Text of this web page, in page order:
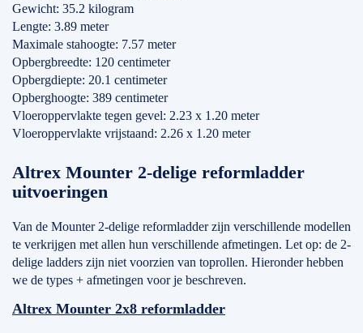
Gewicht: 35.2 kilogram
Lengte: 3.89 meter
Maximale stahoogte: 7.57 meter
Opbergbreedte: 120 centimeter
Opbergdiepte: 20.1 centimeter
Opberghoogte: 389 centimeter
Vloeroppervlakte tegen gevel: 2.23 x 1.20 meter
Vloeroppervlakte vrijstaand: 2.26 x 1.20 meter
Altrex Mounter 2-delige reformladder
uitvoeringen
Van de Mounter 2-delige reformladder zijn verschillende modellen
te verkrijgen met allen hun verschillende afmetingen. Let op: de 2-
delige ladders zijn niet voorzien van toprollen. Hieronder hebben
we de types + afmetingen voor je beschreven.
Altrex Mounter 2x8 reformladder